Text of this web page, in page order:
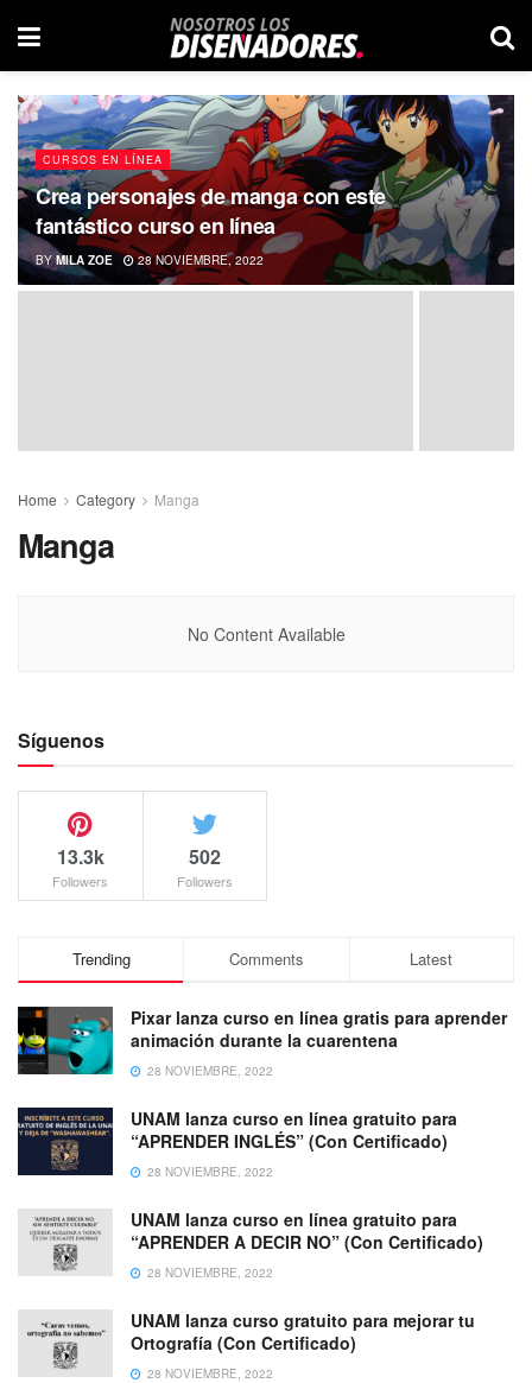
CURSOS EN LÍNEA
Crea personajes de manga con este
fantástico curso en línea
BY MILA ZOE 28 NOVIEMBRE, 2022
Home Category Manga
Manga
No Content Available
Síguenos
13.3k
Followers
502
Followers
Trending Comments Latest
Pixar lanza curso en línea gratis para aprender
animación durante la cuarentena
28 NOVIEMBRE, 2022
UNAM lanza curso en línea gratuito para
“APRENDER INGLÉS” (Con Certificado)
28 NOVIEMBRE, 2022
UNAM lanza curso en línea gratuito para
“APRENDER A DECIR NO” (Con Certificado)
28 NOVIEMBRE, 2022
UNAM lanza curso gratuito para mejorar tu
Ortografía (Con Certificado)
28 NOVIEMBRE, 2022